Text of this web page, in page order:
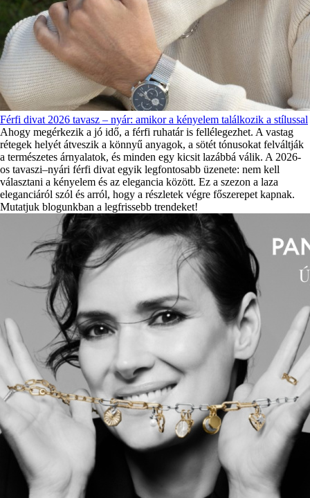
Férfi divat 2026 tavasz – nyár: amikor a kényelem találkozik a stílussal
Ahogy megérkezik a jó idő, a férfi ruhatár is fellélegezhet. A vastag
rétegek helyét átveszik a könnyű anyagok, a sötét tónusokat felváltják
a természetes árnyalatok, és minden egy kicsit lazábbá válik. A 2026-
os tavaszi–nyári férfi divat egyik legfontosabb üzenete: nem kell
választani a kényelem és az elegancia között. Ez a szezon a laza
eleganciáról szól és arról, hogy a részletek végre főszerepet kapnak.
Mutatjuk blogunkban a legfrissebb trendeket!